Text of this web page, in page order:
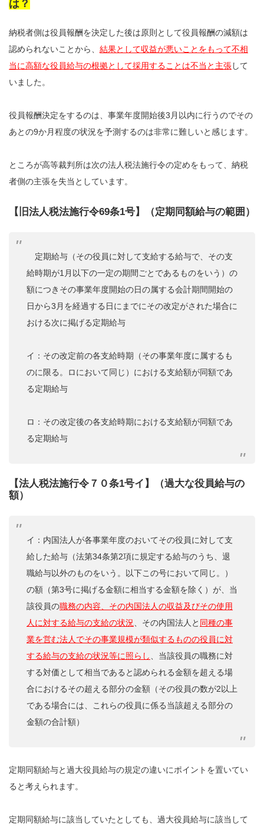
は？
納税者側は役員報酬を決定した後は原則として役員報酬の減額は
認められないことから、 結果として収益が悪いことをもって不相
当に高額な役員給与の根拠として採用することは不当と主張して
いました。
役員報酬決定をするのは、事業年度開始後3月以内に行うのでその
あとの9か月程度の状況を予測するのは非常に難しいと感じます。
ところが高等裁判所は次の法人税法施行令の定めをもって、納税
者側の主張を失当としています。
【旧法人税法施行令69条1号】（定期同額給与の範囲）
定期給与（その役員に対して支給する給与で、その支
給時期が1月以下の一定の期間ごとであるものをいう）の
額につきその事業年度開始の日の属する会計期間開始の
日から3月を経過する日にまでにその改定がされた場合に
おける次に掲げる定期給与
イ：その改定前の各支給時期（その事業年度に属するも
のに限る。ロにおいて同じ）における支給額が同額であ
る定期給与
ロ：その改定後の各支給時期における支給額が同額であ
る定期給与
【法人税法施行令７０条1号イ】（過大な役員給与の
額）
イ：内国法人が各事業年度のおいてその役員に対して支
給した給与（法第34条第2項に規定する給与のうち、退
職給与以外のものをいう。以下この号において同じ。）
の額（第3号に掲げる金額に相当する金額を除く）が、当
該役員の職務の内容、その内国法人の収益及びその使用
人に対する給与の支給の状況、その内国法人と 同種の事
業を営む法人でその事業規模が類似するものの役員に対
する給与の支給の状況等に照らし、当該役員の職務に対
する対価として相当であると認められる金額を超える場
合におけるその超える部分の金額（その役員の数が2以上
である場合には、これらの役員に係る当該超える部分の
金額の合計額）
定期同額給与と過大役員給与の規定の違いにポイントを置いてい
ると考えられます。
定期同額給与に該当していたとしても、過大役員給与に該当して